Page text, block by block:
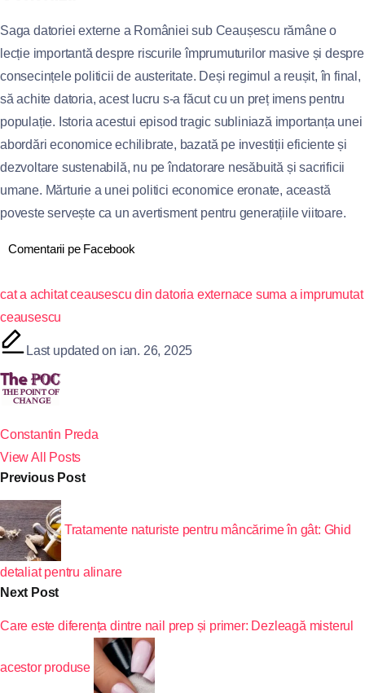
Saga datoriei externe a României sub Ceaușescu rămâne o
lecție importantă despre riscurile împrumuturilor masive și despre
consecințele politicii de austeritate. Deși regimul a reușit, în final,
să achite datoria, acest lucru s-a făcut cu un preț imens pentru
populație. Istoria acestui episod tragic subliniază importanța unei
abordări economice echilibrate, bazată pe investiții eficiente și
dezvoltare sustenabilă, nu pe îndatorare nesăbuită și sacrificii
umane. Mărturie a unei politici economice eronate, această
poveste servește ca un avertisment pentru generațiile viitoare.
Comentarii pe Facebook
cat a achitat ceausescu din datoria externace suma a imprumutat
ceausescu
Last updated on ian. 26, 2025
Constantin Preda
View All Posts
Previous Post
Tratamente naturiste pentru mâncărime în gât: Ghid
detaliat pentru alinare
Next Post
Care este diferența dintre nail prep și primer: Dezleagă misterul
acestor produse